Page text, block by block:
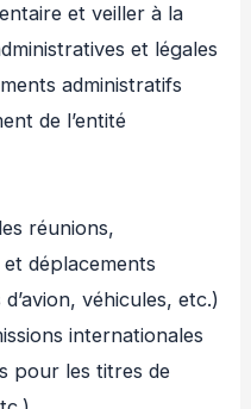
et veiller à la
et légales
administratifs
de l’entité
réunions,
déplacements
véhicules, etc.)
internationales
pour les titres de